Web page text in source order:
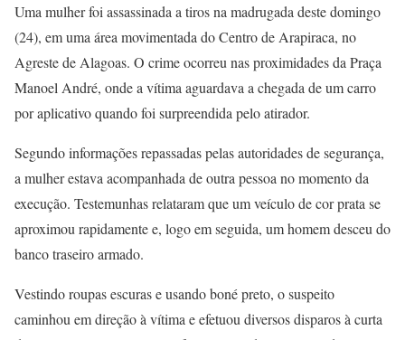
Uma mulher foi assassinada a tiros na madrugada deste domingo
(24), em uma área movimentada do Centro de Arapiraca, no
Agreste de Alagoas. O crime ocorreu nas proximidades da Praça
Manoel André, onde a vítima aguardava a chegada de um carro
por aplicativo quando foi surpreendida pelo atirador.
Segundo informações repassadas pelas autoridades de segurança,
a mulher estava acompanhada de outra pessoa no momento da
execução. Testemunhas relataram que um veículo de cor prata se
aproximou rapidamente e, logo em seguida, um homem desceu do
banco traseiro armado.
Vestindo roupas escuras e usando boné preto, o suspeito
caminhou em direção à vítima e efetuou diversos disparos à curta